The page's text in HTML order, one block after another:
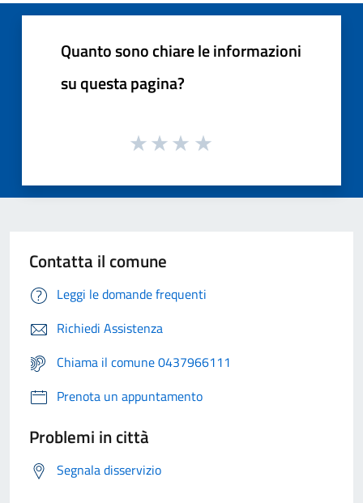
Quanto sono chiare le informazioni
su questa pagina?
Contatta il comune
Leggi le domande frequenti
Richiedi Assistenza
Chiama il comune 0437966111
Prenota un appuntamento
Problemi in città
Segnala disservizio